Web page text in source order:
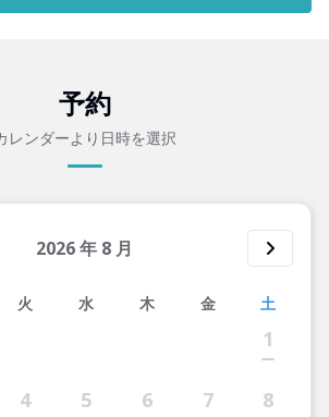
予約
レンダーより日時を選択
2026年 8 月
火 水 木 金 土
1
4 5 6 7 8